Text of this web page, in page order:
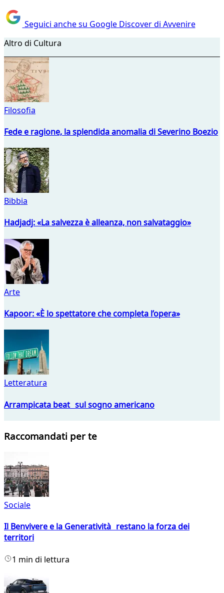
Seguici anche su Google Discover di Avvenire
Altro di Cultura
Filosofia
Fede e ragione, la splendida anomalia di Severino Boezio
Bibbia
Hadjadj: «La salvezza è alleanza, non salvataggio»
Arte
Kapoor: «È lo spettatore che completa l’opera»
Letteratura
Arrampicata beat sul sogno americano
Raccomandati per te
Sociale
Il Benvivere e la Generatività restano la forza dei
territori
1 min di lettura